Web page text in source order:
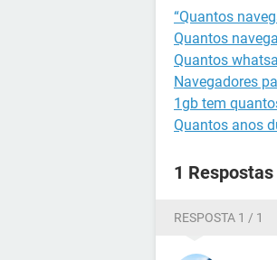
“Quantos
Quantos
Quantos
Navegadores
1gb tem
Quantos anos
1 Respostas
RESPOSTA 1 / 1